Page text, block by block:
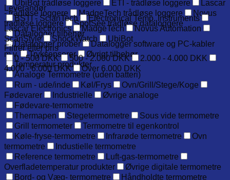
UbiBot trådløse loggere
ETI - trådløse loggere
Lascar
- trådløse loggere
MadgeTech trådløse loggere
Novus
trådløse loggere
SpotSee trådløse dataloggere
Datalogger tilbehør
Datalogger prober
Datalogger software og PC-kabler
m.v.
Tryksensorer
Øvrigt tilbehør
Temperatur produkter
Analoge Termometre (uden batteri)
Rum - ude/inde
Køl/Frys
Ovn/Grill/Stege/Koge
Fødevarer
Industrielle
Øvrige analoge
Fødevare-termometre
Thermapen
Stegetermometre
Sous vide termometre
Grill termometer
Termometre til egenkontrol
Køle-fryse-termometre
Infrarøde termometre
Ovn
termometre
Industielle termometre
Reference termometre
Luft-gas-termometre
Overfladetemperatur produkter
Øvrige digitale termometre
Bord- og Væg- termometre
Håndholdte termometre
Leverandør
BSTI - ScianTech
Electronical Temp. Instruments
Lascar Electronics
MadgeTech
Novus Automation
ScanStyle
ShockWatch
UbiBot
Filtrer efter pris
0 - 500 DKK
500 - 2.000 DKK
2.000 - 4.000 DKK
4.000 - 6.000 DKK
Over 6.000 DKK